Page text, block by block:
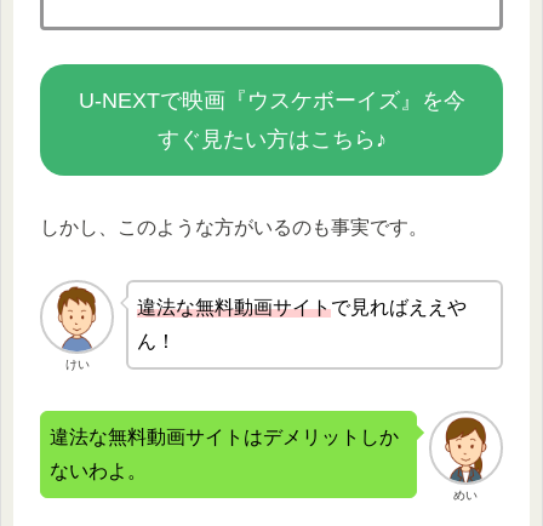
U-NEXTで映画『ウスケボーイズ』を今
すぐ見たい方はこちら♪
しかし、このような方がいるのも事実です。
けい
違法な無料動画サイトで見ればええや
ん！
めい
違法な無料動画サイトはデメリットしか
ないわよ。